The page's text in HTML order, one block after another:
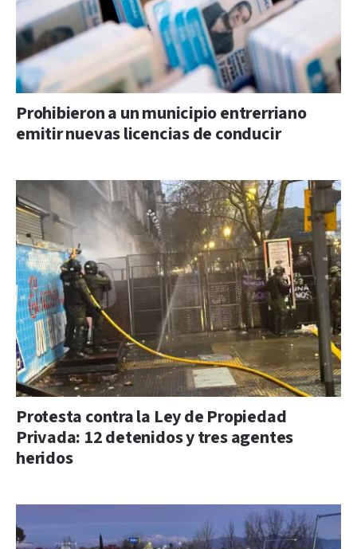
Prohibieron a un municipio entrerriano
emitir nuevas licencias de conducir
Protesta contra la Ley de Propiedad
Privada: 12 detenidos y tres agentes
heridos